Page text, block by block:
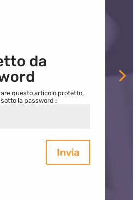
da
questo articolo protetto,
la password :
Invia